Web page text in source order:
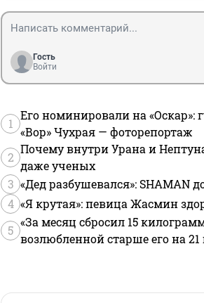
Гость
Войти
1
Его номинировали на «Оскар»:
«Вор» Чухрая — фоторепортаж
2
Почему внутри Урана и
даже ученых
3 «Дед разбушевался»: SHAMAN
4 «Я крутая»: певица Жасмин
5
«За месяц сбросил 15
возлюбленной старше его на 21